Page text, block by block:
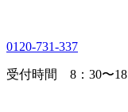
0120-731-337
受付時間 8：30〜18